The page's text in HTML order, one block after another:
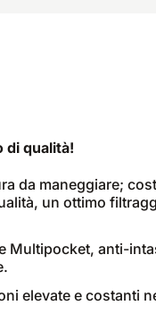
di qualità!
da maneggiare;
un ottimo
Multipocket, anti-
elevate e costanti